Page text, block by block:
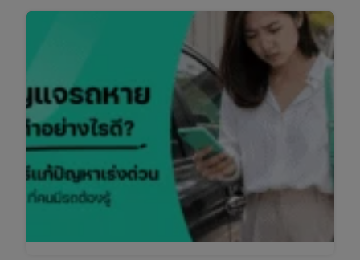
เอกสาร
ให้
พร้อม
ก่อน
ตรอ.